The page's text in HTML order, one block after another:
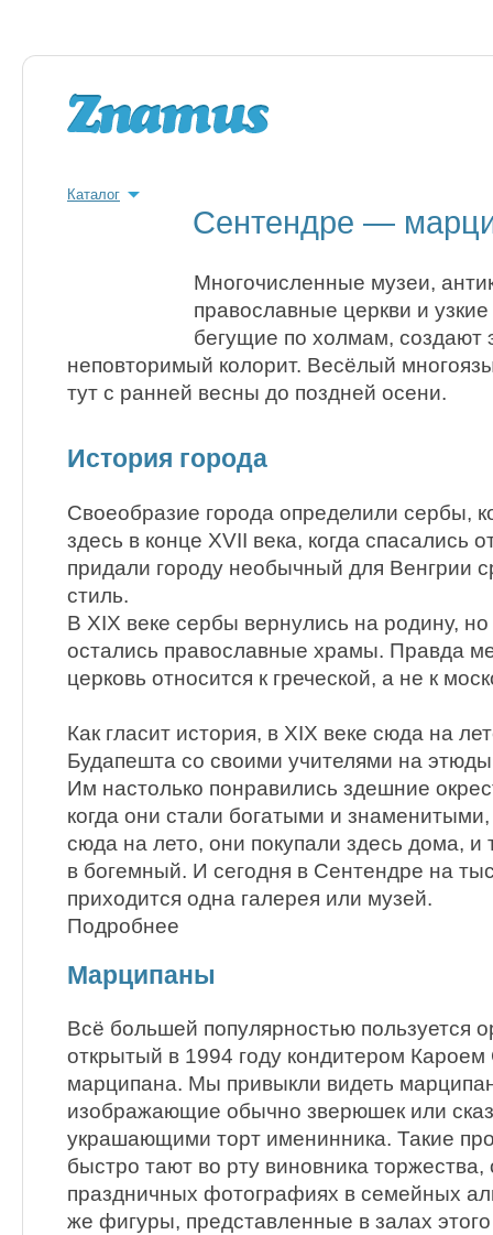
Каталог
Сентендре —
Многочисленные музеи,
православные церкви и
бегущие по холмам, создают
неповторимый колорит. Весёлый
тут с ранней весны до поздней осени.
История города
Своеобразие города определили сербы,
здесь в конце XVII века, когда спасались
придали городу необычный для Венгрии
стиль.
В XIX веке сербы вернулись на родину, но
остались православные храмы. Правда
церковь относится к греческой, а не к
Как гласит история, в XIX веке сюда на
Будапешта со своими учителями на
Им настолько понравились здешние
когда они стали богатыми и
сюда на лето, они покупали здесь дома, и
в богемный. И сегодня в Сентендре на
приходится одна галерея или музей.
Подробнее
Марципаны
Всё большей популярностью пользуется
открытый в 1994 году кондитером Кароем
марципана. Мы привыкли видеть
изображающие обычно зверюшек или
украшающими торт именинника. Такие
быстро тают во рту виновника
праздничных фотографиях в семейных
же фигуры, представленные в залах